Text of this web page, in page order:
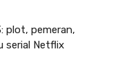
plot, pemeran,
serial Netflix